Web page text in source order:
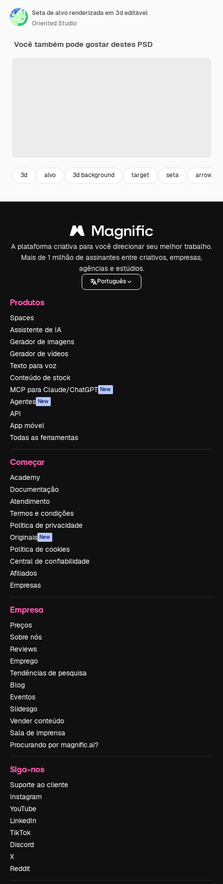
Seta de alvo renderizada em 3d editável
Oriented Studio
Você também pode gostar destes PSD
3d alvo 3d background target seta arrow
A plataforma criativa para você direcionar seu melhor trabalho.
Mais de 1 milhão de assinantes entre criativos, empresas,
agências e estúdios.
Português
Produtos
Spaces
Assistente de IA
Gerador de imagens
Gerador de vídeos
Texto para voz
Conteúdo de stock
MCP para Claude/ChatGPT New
Agentes New
API
App móvel
Todas as ferramentas
Começar
Academy
Documentação
Atendimento
Termos e condições
Política de privacidade
Originais New
Política de cookies
Central de confiabilidade
Afiliados
Empresas
Empresa
Preços
Sobre nós
Reviews
Emprego
Tendências de pesquisa
Blog
Eventos
Slidesgo
Vender conteúdo
Sala de imprensa
Procurando por magnific.ai?
Siga-nos
Suporte ao cliente
Instagram
YouTube
LinkedIn
TikTok
Discord
X
Reddit